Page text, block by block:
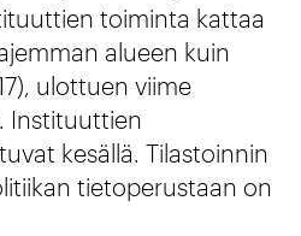
toiminta kattaa
alueen kuin
ulottuen viime
Instituuttien
kesällä. Tilastoinnin
tietoperustaan on